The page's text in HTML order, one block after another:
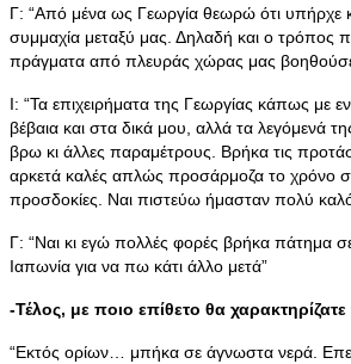
Γ: “Από μένα ως Γεωργία θεωρώ ότι υπήρχε
συμμαχία μεταξύ μας. Δηλαδή και ο τρόπος
πράγματα από πλευράς χώρας μας
Ι: “Τα επιχειρήματα της Γεωργίας κάπως με
βέβαια και στα δικά μου, αλλά τα λεγόμενά
βρω κι άλλες παραμέτρους. Βρήκα τις
αρκετά καλές απλώς προσάρμοζα το χρόνο
προσδοκίες. Ναι πιστεύω ήμασταν πολύ
Γ: “Ναι κι εγώ πολλές φορές βρήκα πάτημα
Ιαπωνία για να πω κάτι άλλο μετά”
-Τέλος, με ποιο επίθετο θα
“Εκτός ορίων… μπήκα σε άγνωστα νερά.